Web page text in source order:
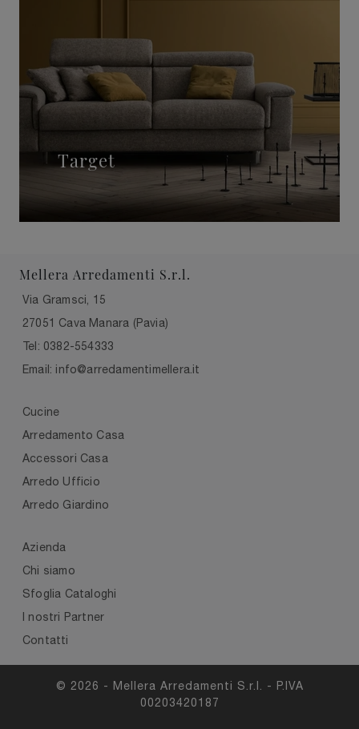
Target
Mellera Arredamenti S.r.l.
Via Gramsci, 15
27051 Cava Manara (Pavia)
Tel: 0382-554333
Email: info@arredamentimellera.it
Cucine
Arredamento Casa
Accessori Casa
Arredo Ufficio
Arredo Giardino
Azienda
Chi siamo
Sfoglia Cataloghi
I nostri Partner
Contatti
© 2026 - Mellera Arredamenti S.r.l. - P.IVA
00203420187